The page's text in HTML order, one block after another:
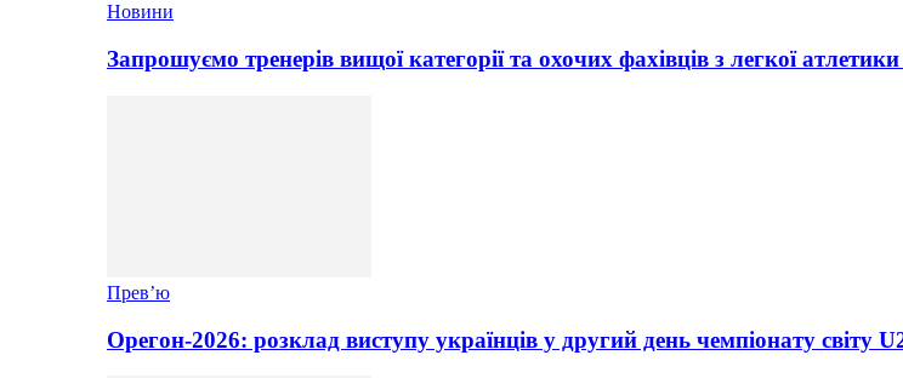
Новини
Запрошуємо тренерів вищої категорії та охочих фахівців з легкої
Прев’ю
Орегон-2026: розклад виступу українців у другий день чемпіонату світу